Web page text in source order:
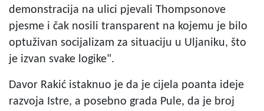
demonstracija na ulici pjevali Thompsonove
pjesme i čak nosili transparent na kojemu je bilo
optuživan socijalizam za situaciju u Uljaniku, što
je izvan svake logike".
Davor Rakić istaknuo je da je cijela poanta ideje
razvoja Istre, a posebno grada Pule, da je broj